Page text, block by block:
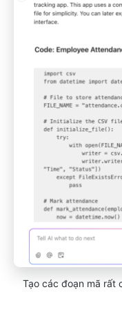
Tạo các đoạn mã rất